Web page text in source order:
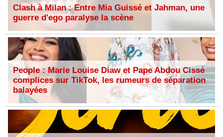
Clash à Milan : Entre Mia Guissé et Jahman, une
guerre d'ego paralyse la scène
People : Marie Louise Diaw et Pape Abdou Cissé
complices sur TikTok, les rumeurs de séparation
balayées